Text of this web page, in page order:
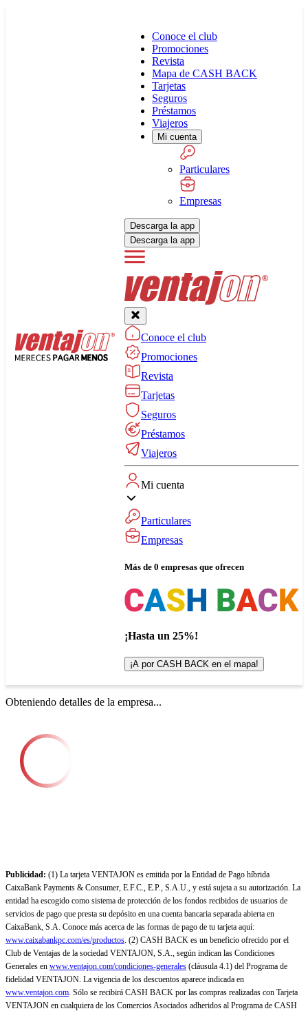
Conoce el club
Promociones
Revista
Mapa de CASH BACK
Tarjetas
Seguros
Préstamos
Viajeros
Mi cuenta
Particulares
Empresas
Descarga la app
Descarga la app
Conoce el club
Promociones
Revista
Tarjetas
Seguros
Préstamos
Viajeros
Mi cuenta
Particulares
Empresas
Más de 0 empresas que ofrecen
¡Hasta un 25%!
¡A por CASH BACK en el mapa!
Obteniendo detalles de la empresa...
Publicidad: (1) La tarjeta VENTAJON es emitida por la Entidad de Pago híbrida
CaixaBank Payments & Consumer, E.F.C., E.P., S.A.U., y está sujeta a su autorización. La
entidad ha escogido como sistema de protección de los fondos recibidos de usuarios de
servicios de pago que presta su depósito en una cuenta bancaria separada abierta en
CaixaBank, S.A. Conoce más acerca de las formas de pago de tu tarjeta aquí:
www.caixabankpc.com/es/productos. (2) CASH BACK es un beneficio ofrecido por el
Club de Ventajas de la sociedad VENTAJON, S.A., según indican las Condiciones
Generales en www.ventajon.com/condiciones-generales (cláusula 4.1) del Programa de
fidelidad VENTAJON. La vigencia de los descuentos aparece indicada en
www.ventajon.com. Sólo se recibirá CASH BACK por las compras realizadas con Tarjeta
VENTAJON en cualquiera de los Comercios Asociados adheridos al Programa de CASH